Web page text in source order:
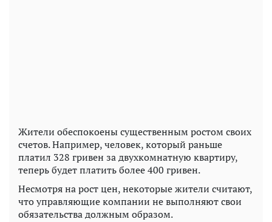
Жители обеспокоены существенным ростом своих
счетов. Например, человек, который раньше
платил 328 гривен за двухкомнатную квартиру,
теперь будет платить более 400 гривен.
Несмотря на рост цен, некоторые жители считают,
что управляющие компании не выполняют свои
обязательства должным образом.